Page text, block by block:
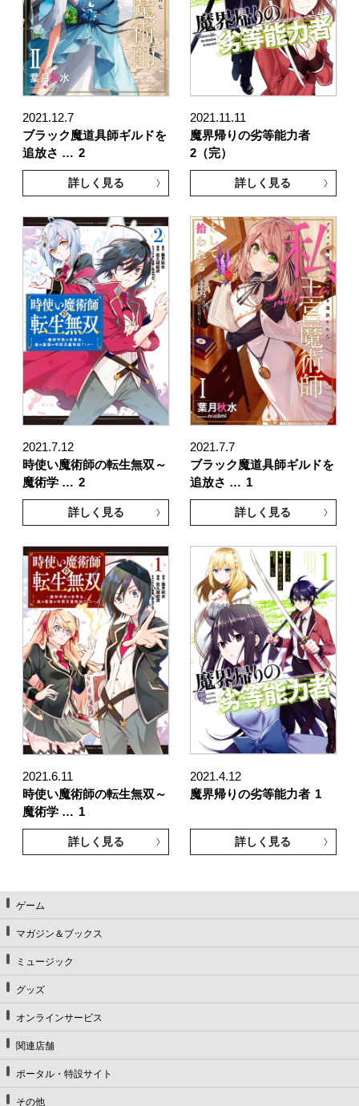
2021.12.7
ブラック魔道具師ギルドを
追放さ … 2
詳しく見る
2021.11.11
魔界帰りの劣等能力者
2（完）
詳しく見る
2021.7.12
時使い魔術師の転生無双～
魔術学 … 2
詳しく見る
2021.7.7
ブラック魔道具師ギルドを
追放さ … 1
詳しく見る
2021.6.11
時使い魔術師の転生無双～
魔術学 … 1
詳しく見る
2021.4.12
魔界帰りの劣等能力者 1
詳しく見る
ゲーム
マガジン＆ブックス
ミュージック
グッズ
オンラインサービス
関連店舗
ポータル・特設サイト
その他